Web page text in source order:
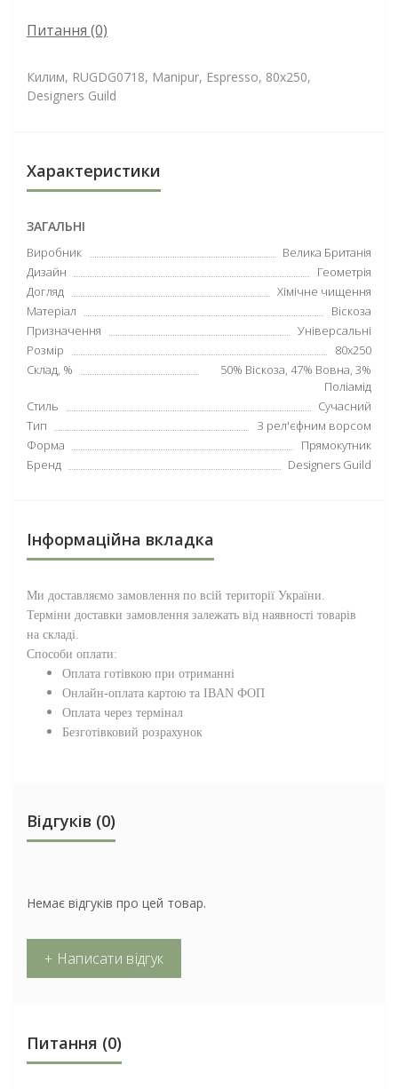
Питання (0)
Килим, RUGDG0718, Manipur, Espresso, 80х250,
Designers Guild
Характеристики
ЗАГАЛЬНІ
Виробник
Велика Британія
Дизайн
Геометрія
Догляд
Хімічне чищення
Матеріал
Віскоза
Призначення
Універсальні
Розмір
80х250
Склад, %
50% Віскоза, 47% Вовна, 3%
Поліамід
Стиль
Сучасний
Тип
З рел'єфним ворсом
Форма
Прямокутник
Бренд
Designers Guild
Інформаційна вкладка
Ми доставляємо замовлення по всій території України.
Терміни доставки замовлення залежать від наявності товарів
на складі.
Способи оплати:
Оплата готівкою при отриманні
Онлайн-оплата картою та IBAN ФОП
Оплата через термінал
Безготівковий розрахунок
Відгуків (0)
Немає відгуків про цей товар.
+ Написати відгук
Питання (0)